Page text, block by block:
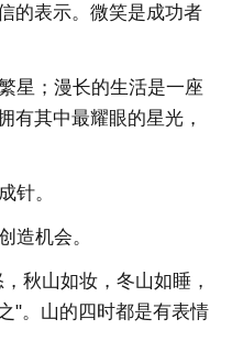
的表示。微笑是成功者
星；漫长的生活是一座
有其中最耀眼的星光，
针。
造机会。
秋山如妆，冬山如睡，
"。山的四时都是有表情